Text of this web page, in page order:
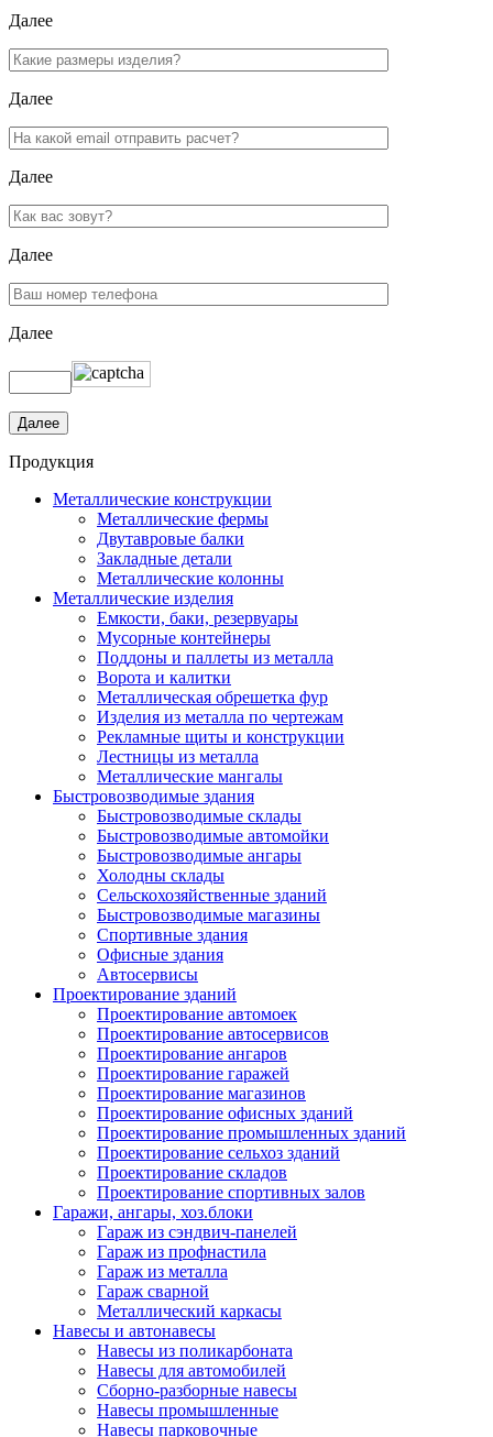
Далее
Далее
Далее
Далее
Далее
Продукция
Металлические конструкции
Металлические фермы
Двутавровые балки
Закладные детали
Металлические колонны
Металлические изделия
Емкости, баки, резервуары
Мусорные контейнеры
Поддоны и паллеты из металла
Ворота и калитки
Металлическая обрешетка фур
Изделия из металла по чертежам
Рекламные щиты и конструкции
Лестницы из металла
Металлические мангалы
Быстровозводимые здания
Быстровозводимые склады
Быстровозводимые автомойки
Быстровозводимые ангары
Холодны склады
Сельскохозяйственные зданий
Быстровозводимые магазины
Спортивные здания
Офисные здания
Автосервисы
Проектирование зданий
Проектирование автомоек
Проектирование автосервисов
Проектирование ангаров
Проектирование гаражей
Проектирование магазинов
Проектирование офисных зданий
Проектирование промышленных зданий
Проектирование сельхоз зданий
Проектирование складов
Проектирование спортивных залов
Гаражи, ангары, хоз.блоки
Гараж из сэндвич-панелей
Гараж из профнастила
Гараж из металла
Гараж сварной
Металлический каркасы
Навесы и автонавесы
Навесы из поликарбоната
Навесы для автомобилей
Сборно-разборные навесы
Навесы промышленные
Навесы парковочные